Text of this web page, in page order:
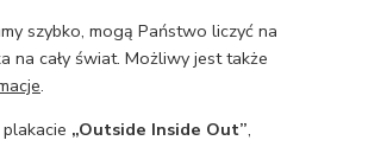
szybko, mogą Państwo liczyć na
na cały świat. Możliwy jest także
.
„Outside Inside Out”,